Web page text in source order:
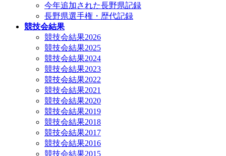
今年追加された長野県記録
長野県選手権・歴代記録
競技会結果
競技会結果2026
競技会結果2025
競技会結果2024
競技会結果2023
競技会結果2022
競技会結果2021
競技会結果2020
競技会結果2019
競技会結果2018
競技会結果2017
競技会結果2016
競技会結果2015